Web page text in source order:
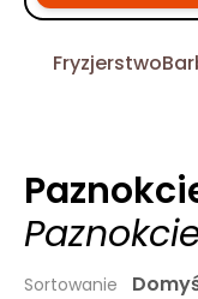
Fryzjerstwo
Sortowanie